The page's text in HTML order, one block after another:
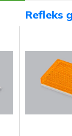
Refleks